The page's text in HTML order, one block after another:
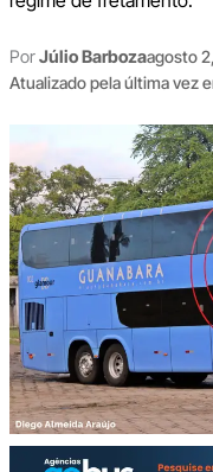
PorJúlio Barbozaagosto
Atualizado pela última vez